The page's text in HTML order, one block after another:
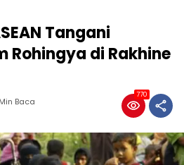
Tangani
Rohingya di Rakhine
Baca
770